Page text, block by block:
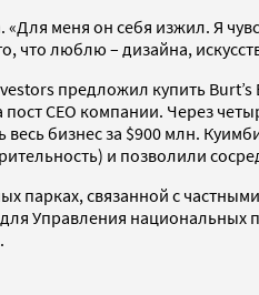
«Для меня он себя изжил. Я
что люблю – дизайна,
предложил купить
CEO компании. Через
бизнес за $900 млн.
и позволили
парках, связанной с
Управления